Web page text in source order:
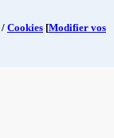
/ Cookies [Modifier vos